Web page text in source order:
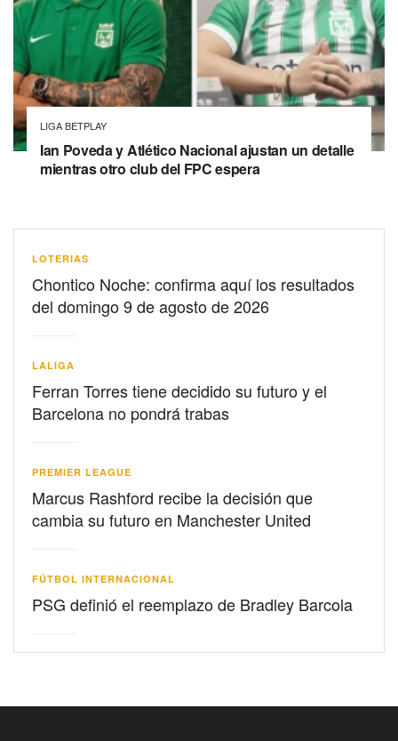
LIGA BETPLAY
Ian Poveda y Atlético Nacional ajustan un detalle
mientras otro club del FPC espera
LOTERIAS
Chontico Noche: confirma aquí los resultados
del domingo 9 de agosto de 2026
LALIGA
Ferran Torres tiene decidido su futuro y el
Barcelona no pondrá trabas
PREMIER LEAGUE
Marcus Rashford recibe la decisión que
cambia su futuro en Manchester United
FÚTBOL INTERNACIONAL
PSG definió el reemplazo de Bradley Barcola